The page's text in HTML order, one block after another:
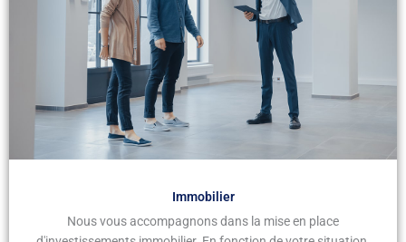
Immobilier
Nous vous accompagnons dans la mise en place